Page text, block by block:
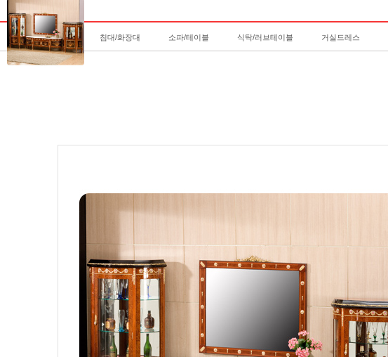
침대/화장대 소파/테이블 식탁/러브테이블 거실드레스